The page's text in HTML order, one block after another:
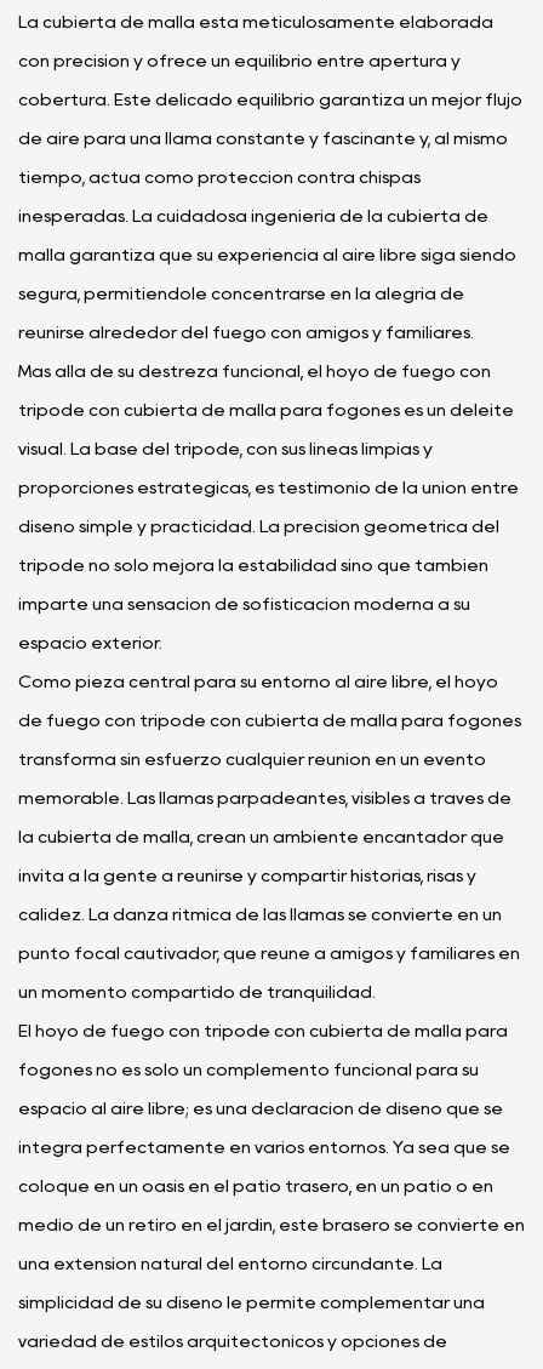
La cubierta de malla está meticulosamente elaborada
con precisión y ofrece un equilibrio entre apertura y
cobertura. Este delicado equilibrio garantiza un mejor flujo
de aire para una llama constante y fascinante y, al mismo
tiempo, actúa como protección contra chispas
inesperadas. La cuidadosa ingeniería de la cubierta de
malla garantiza que su experiencia al aire libre siga siendo
segura, permitiéndole concentrarse en la alegría de
reunirse alrededor del fuego con amigos y familiares.
Más allá de su destreza funcional, el hoyo de fuego con
trípode con cubierta de malla para fogones es un deleite
visual. La base del trípode, con sus líneas limpias y
proporciones estratégicas, es testimonio de la unión entre
diseño simple y practicidad. La precisión geométrica del
trípode no sólo mejora la estabilidad sino que también
imparte una sensación de sofisticación moderna a su
espacio exterior.
Como pieza central para su entorno al aire libre, el hoyo
de fuego con trípode con cubierta de malla para fogones
transforma sin esfuerzo cualquier reunión en un evento
memorable. Las llamas parpadeantes, visibles a través de
la cubierta de malla, crean un ambiente encantador que
invita a la gente a reunirse y compartir historias, risas y
calidez. La danza rítmica de las llamas se convierte en un
punto focal cautivador, que reúne a amigos y familiares en
un momento compartido de tranquilidad.
El hoyo de fuego con trípode con cubierta de malla para
fogones no es solo un complemento funcional para su
espacio al aire libre; es una declaración de diseño que se
integra perfectamente en varios entornos. Ya sea que se
coloque en un oasis en el patio trasero, en un patio o en
medio de un retiro en el jardín, este brasero se convierte en
una extensión natural del entorno circundante. La
simplicidad de su diseño le permite complementar una
variedad de estilos arquitectónicos y opciones de